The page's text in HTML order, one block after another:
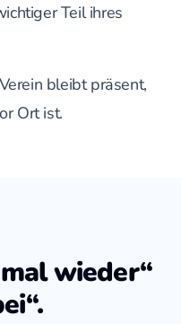
Teil ihres
bleibt präsent,
Ort ist.
wieder“